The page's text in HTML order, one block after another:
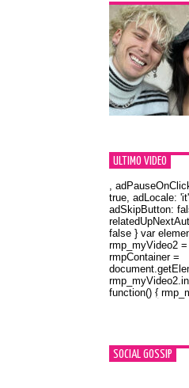
ULTIMO VIDEO
Orlando
,
true, adLocale:
adSkipButton:
false } var
rmp_myVideo2
rmpContainer =
function() {
SOCIAL GOSSIP